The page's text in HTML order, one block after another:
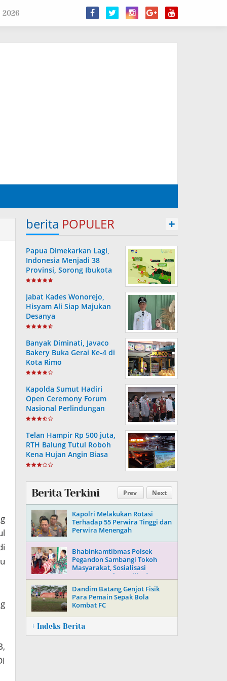
2026
berita POPULER +
Papua Dimekarkan Lagi,
Indonesia Menjadi 38
Provinsi, Sorong Ibukota
Provinsi ke 38
Jabat Kades Wonorejo,
Hisyam Ali Siap Majukan
Desanya
Banyak Diminati, Javaco
Bakery Buka Gerai Ke-4 di
Kota Rimo
Kapolda Sumut Hadiri
Open Ceremony Forum
Nasional Perlindungan
Anak ke-V Tahun 2022
Telan Hampir Rp 500 juta,
RTH Balung Tutul Roboh
Kena Hujan Angin Biasa
Prev Next
Berita Terkini
Kapolri Melakukan Rotasi
Terhadap 55 Perwira Tinggi dan
Perwira Menengah
Bhabinkamtibmas Polsek
Pegandon Sambangi Tokoh
Masyarakat, Sosialisasi
Keamanan Jelang Pilkada 2024
Dandim Batang Genjot Fisik
Para Pemain Sepak Bola
Kombat FC
+ Indeks Berita